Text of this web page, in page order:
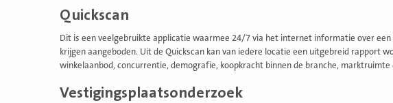
Quickscan
Dit is een veelgebruikte applicatie waarmee 24/7 via het internet informatie over
krijgen aangeboden. Uit de Quickscan kan van iedere locatie een uitgebreid rapport
winkelaanbod, concurrentie, demografie, koopkracht binnen de branche, marktruimte
Vestigingsplaatsonderzoek